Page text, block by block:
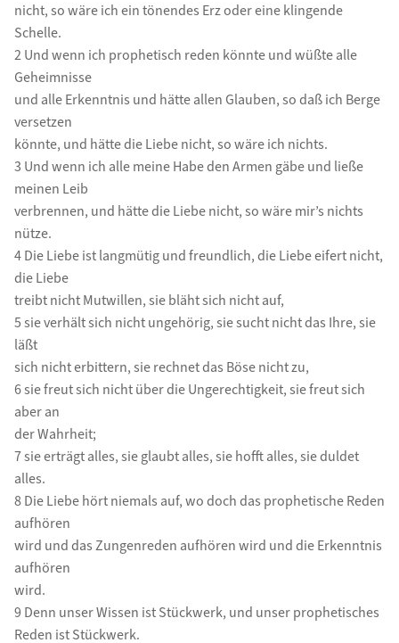
nicht, so wäre ich ein tönendes Erz oder eine klingende
Schelle.
2 Und wenn ich prophetisch reden könnte und wüßte alle
Geheimnisse
und alle Erkenntnis und hätte allen Glauben, so daß ich Berge
versetzen
könnte, und hätte die Liebe nicht, so wäre ich nichts.
3 Und wenn ich alle meine Habe den Armen gäbe und ließe
meinen Leib
verbrennen, und hätte die Liebe nicht, so wäre mir’s nichts
nütze.
4 Die Liebe ist langmütig und freundlich, die Liebe eifert nicht,
die Liebe
treibt nicht Mutwillen, sie bläht sich nicht auf,
5 sie verhält sich nicht ungehörig, sie sucht nicht das Ihre, sie
läßt
sich nicht erbittern, sie rechnet das Böse nicht zu,
6 sie freut sich nicht über die Ungerechtigkeit, sie freut sich
aber an
der Wahrheit;
7 sie erträgt alles, sie glaubt alles, sie hofft alles, sie duldet
alles.
8 Die Liebe hört niemals auf, wo doch das prophetische Reden
aufhören
wird und das Zungenreden aufhören wird und die Erkenntnis
aufhören
wird.
9 Denn unser Wissen ist Stückwerk, und unser prophetisches
Reden ist Stückwerk.